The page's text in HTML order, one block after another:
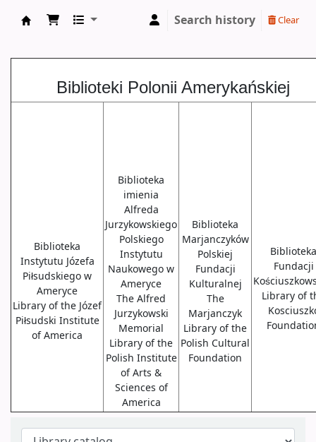
Search history Clear
Biblioteki Polonii Amerykańskiej
Biblioteka
Instytutu Józefa
Piłsudskiego w
Ameryce
Library of the Józef
Piłsudski Institute
of America
Biblioteka
imienia
Alfreda
Jurzykowskiego
Polskiego
Instytutu
Naukowego w
Ameryce
The Alfred
Jurzykowski
Memorial
Library of the
Polish Institute
of Arts &
Sciences of
America
Biblioteka
Marjanczyków
Polskiej
Fundacji
Kulturalnej
The
Marjanczyk
Library of the
Polish Cultural
Foundation
Biblioteka
Fundacji
Library of